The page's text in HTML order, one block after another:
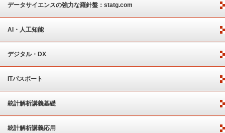
ート
データサイエンスの強力な羅針盤：statg.com
AI・人工知能
デジタル・DX
ITパスポート
統計解析講義基礎
統計解析講義応用